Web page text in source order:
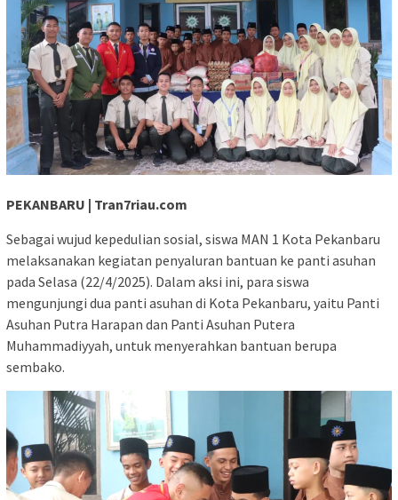
PEKANBARU | Tran7riau.com
Sebagai wujud kepedulian sosial, siswa MAN 1 Kota Pekanbaru
melaksanakan kegiatan penyaluran bantuan ke panti asuhan
pada Selasa (22/4/2025). Dalam aksi ini, para siswa
mengunjungi dua panti asuhan di Kota Pekanbaru, yaitu Panti
Asuhan Putra Harapan dan Panti Asuhan Putera
Muhammadiyyah, untuk menyerahkan bantuan berupa
sembako.